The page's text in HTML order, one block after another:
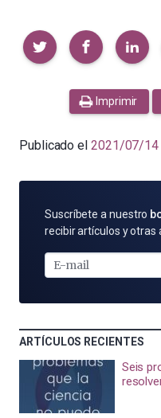
Compartir
Imprimir
Publicado el 2021/07/14
SUSCRÍBETE
POR
MAIL
Suscríbete a nuestro
recibir artículos y otras
ARTÍCULOS RECIENTES
Seis